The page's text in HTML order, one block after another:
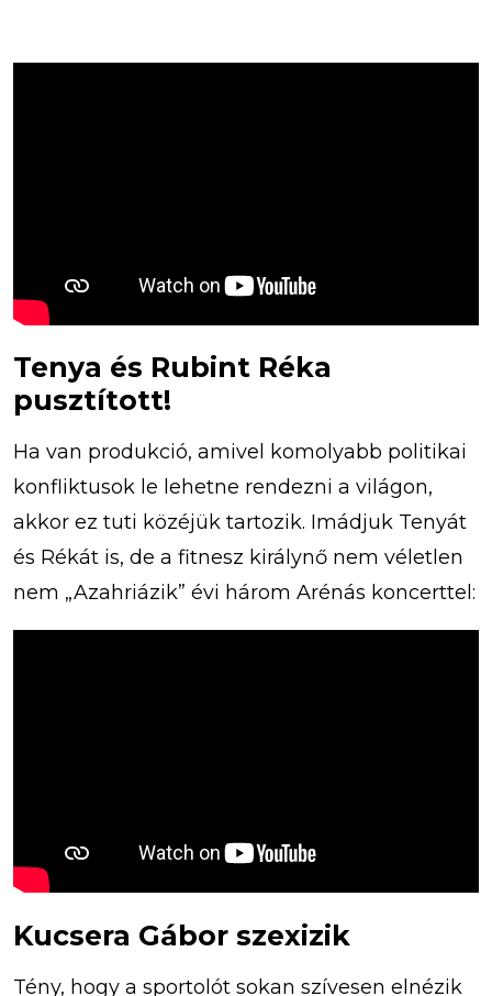
Tenya és Rubint Réka
pusztított!
Ha van produkció, amivel komolyabb politikai
konfliktusok le lehetne rendezni a világon,
akkor ez tuti közéjük tartozik. Imádjuk Tenyát
és Rékát is, de a fitnesz királynő nem véletlen
nem „Azahriázik” évi három Arénás koncerttel:
Kucsera Gábor szexizik
Tény, hogy a sportolót sokan szívesen elnézik